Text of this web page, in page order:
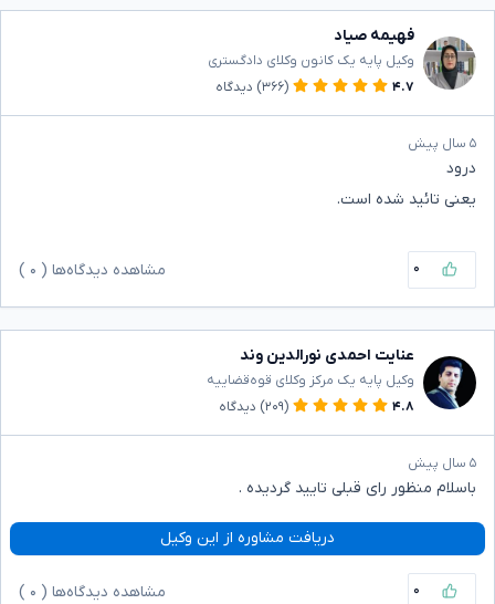
فهیمه صیاد
وکیل پایه یک کانون وکلای دادگستری
۴.۷
(۳۶۶) دیدگاه
۵ سال پیش
درود
یعنی تائید شده است.
۰ مشاهده دیدگاه‌ها ( ۰
عنایت احمدی نورالدین وند
وکیل پایه یک مرکز وکلای قوه‌قضاییه
۴.۸
(۲۰۹) دیدگاه
۵ سال پیش
باسلام منظور رای قبلی تایید گردیده .
دریافت مشاوره از این وکیل
۰ مشاهده دیدگاه‌ها ( ۰